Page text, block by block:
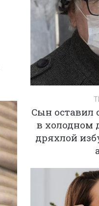
Сын оставил
в холодном
дряхлой